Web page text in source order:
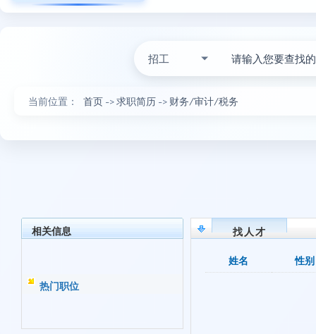
招工
当前位置： 首页 ->求职简历 -> 财务/审计/税务
相关信息
热门职位
找人才
姓名 性别